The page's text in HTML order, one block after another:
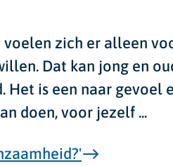
zich er alleen
Dat kan jong en
is een naar gevoel
doen, voor jezelf ...